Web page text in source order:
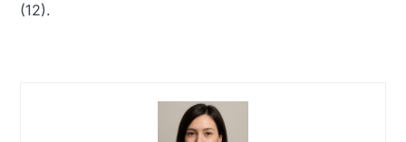
(12).